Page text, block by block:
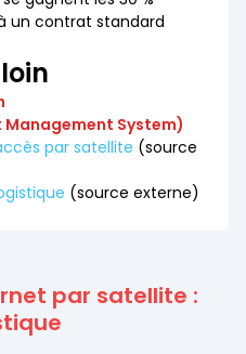
un contrat standard
Management System)
par satellite (source
(source externe)
par satellite :